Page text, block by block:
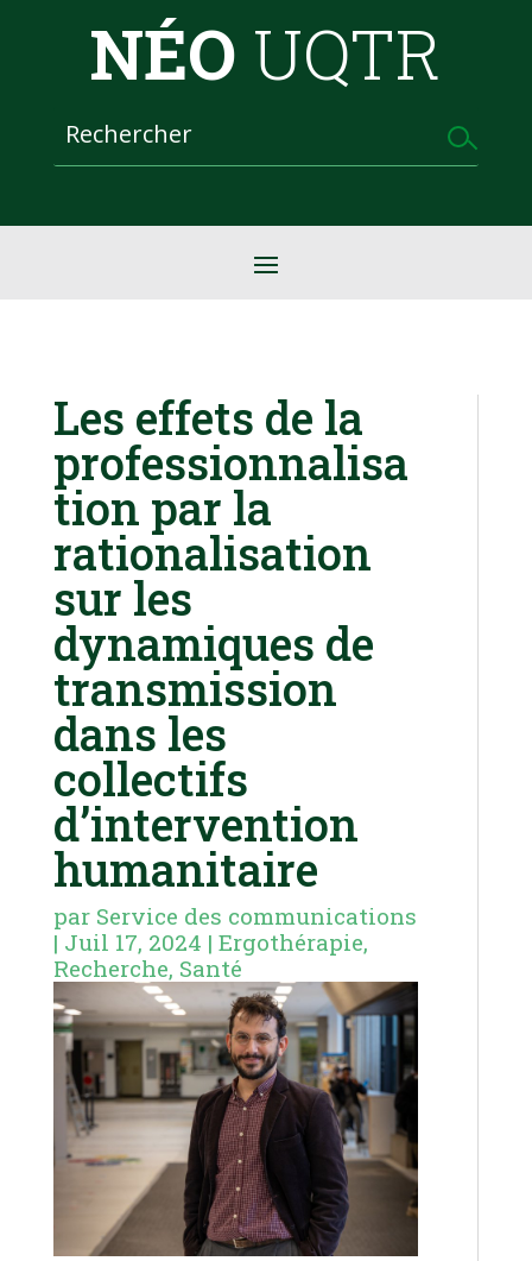
NÉO UQTR
Les effets de la
professionnalisa
tion par la
rationalisation
sur les
dynamiques de
transmission
dans les
collectifs
d’intervention
humanitaire
par Service des communications
| Juil 17, 2024 | Ergothérapie,
Recherche, Santé